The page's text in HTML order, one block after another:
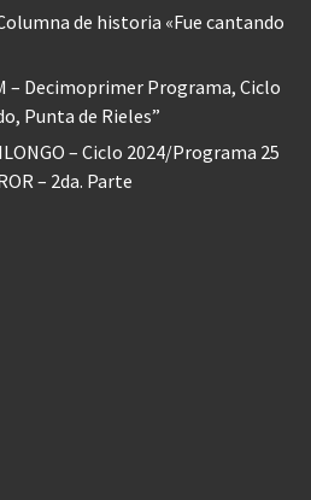
de historia «Fue cantando
– Decimoprimer Programa, Ciclo
Punta de Rieles”
– Ciclo 2024/Programa 25
– 2da. Parte